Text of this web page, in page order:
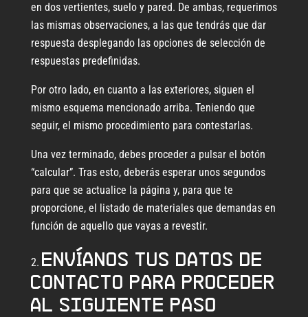
en dos vertientes, suelo y pared. De ambas, requerimos
las mismas observaciones, a las que tendrás que dar
respuesta desplegando las opciones de selección de
respuestas predefinidas.
Por otro lado, en cuanto a las exteriores, siguen el
mismo esquema mencionado arriba. Teniendo que
seguir, el mismo procedimiento para contestarlas.
Una vez terminado, debes proceder a pulsar el botón
“calcular”. Tras esto, deberás esperar unos segundos
para que se actualice la página y, para que te
proporcione, el listado de materiales que demandas en
función de aquello que vayas a revestir.
Envíanos tus datos de
contacto para proceder
al siguiente paso